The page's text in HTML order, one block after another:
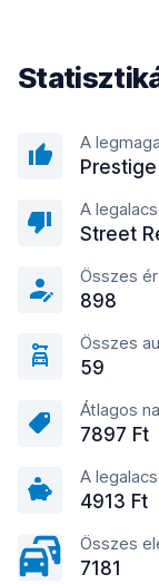
A
A
Street
Összes
898
Összes
59
Átlagos
7897 Ft
A
4913 Ft
Összes
7181